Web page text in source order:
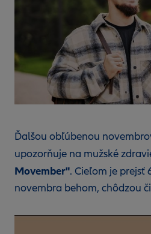
Ďalšou obľúbenou
upozorňuje na mužské
Movember". Cieľom je prejsť
novembra behom, chôdzou